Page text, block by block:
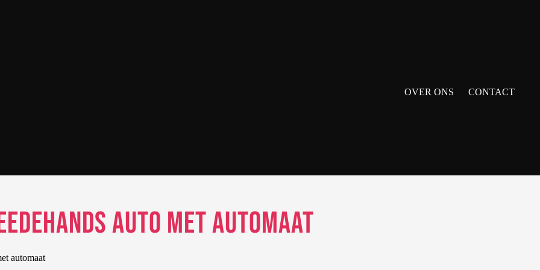
OVER ONS CONTACT
auto met automaat
automaat